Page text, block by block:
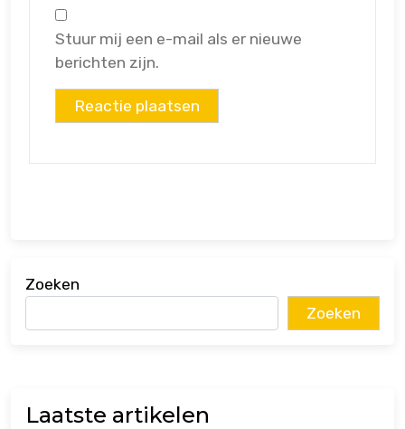
Stuur mij een e-mail als er nieuwe
berichten zijn.
Zoeken
Zoeken
Laatste artikelen